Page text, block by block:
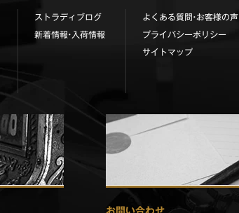
ストラディブログ
新着情報•入荷情報
よくある質問•お客様の声
プライバシーポリシー
サイトマップ
お問い合わせ